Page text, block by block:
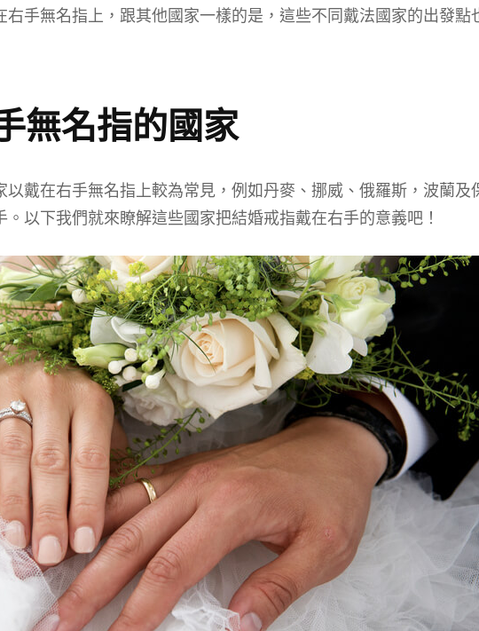
右手無名指上，跟其他國家一樣的是，這些不同戴法國家的出發
無名指的國家
以戴在右手無名指上較為常見，例如丹麥、挪威、俄羅斯，波蘭
以下我們就來瞭解這些國家把結婚戒指戴在右手的意義吧！